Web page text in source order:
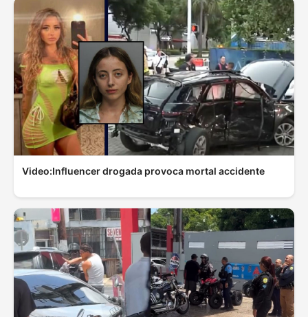
Video:Influencer drogada provoca mortal accidente